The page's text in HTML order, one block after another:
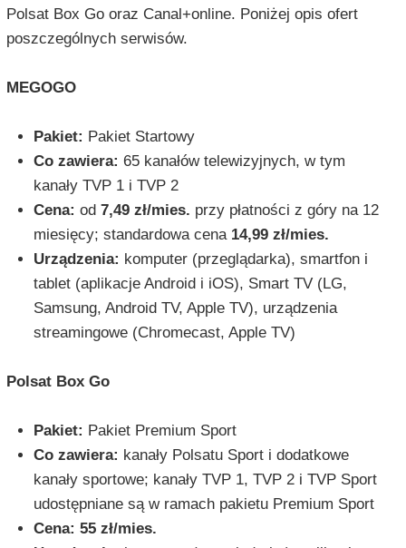
Polsat Box Go oraz Canal+online. Poniżej opis ofert
poszczególnych serwisów.
MEGOGO
Pakiet: Pakiet Startowy
Co zawiera: 65 kanałów telewizyjnych, w tym
kanały TVP 1 i TVP 2
Cena: od 7,49 zł/mies. przy płatności z góry na 12
miesięcy; standardowa cena 14,99 zł/mies.
Urządzenia: komputer (przeglądarka), smartfon i
tablet (aplikacje Android i iOS), Smart TV (LG,
Samsung, Android TV, Apple TV), urządzenia
streamingowe (Chromecast, Apple TV)
Polsat Box Go
Pakiet: Pakiet Premium Sport
Co zawiera: kanały Polsatu Sport i dodatkowe
kanały sportowe; kanały TVP 1, TVP 2 i TVP Sport
udostępniane są w ramach pakietu Premium Sport
Cena: 55 zł/mies.